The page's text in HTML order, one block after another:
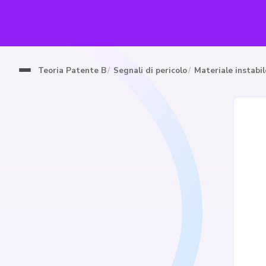
Teoria Patente B Segnali di pericolo Materiale